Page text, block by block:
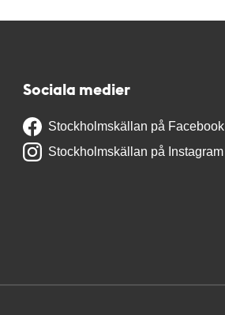
Sociala medier
Stockholmskällan på Facebook
Stockholmskällan på Instagram